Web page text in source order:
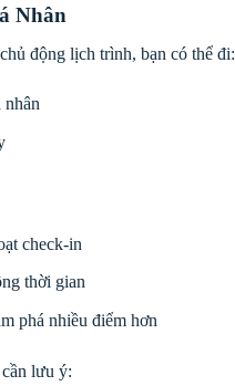
Nhân
động lịch trình, bạn có thể đi:
nhân
check-in
thời gian
phá nhiều điểm hơn
lưu ý: